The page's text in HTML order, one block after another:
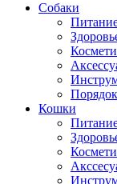
Собаки
Кошки